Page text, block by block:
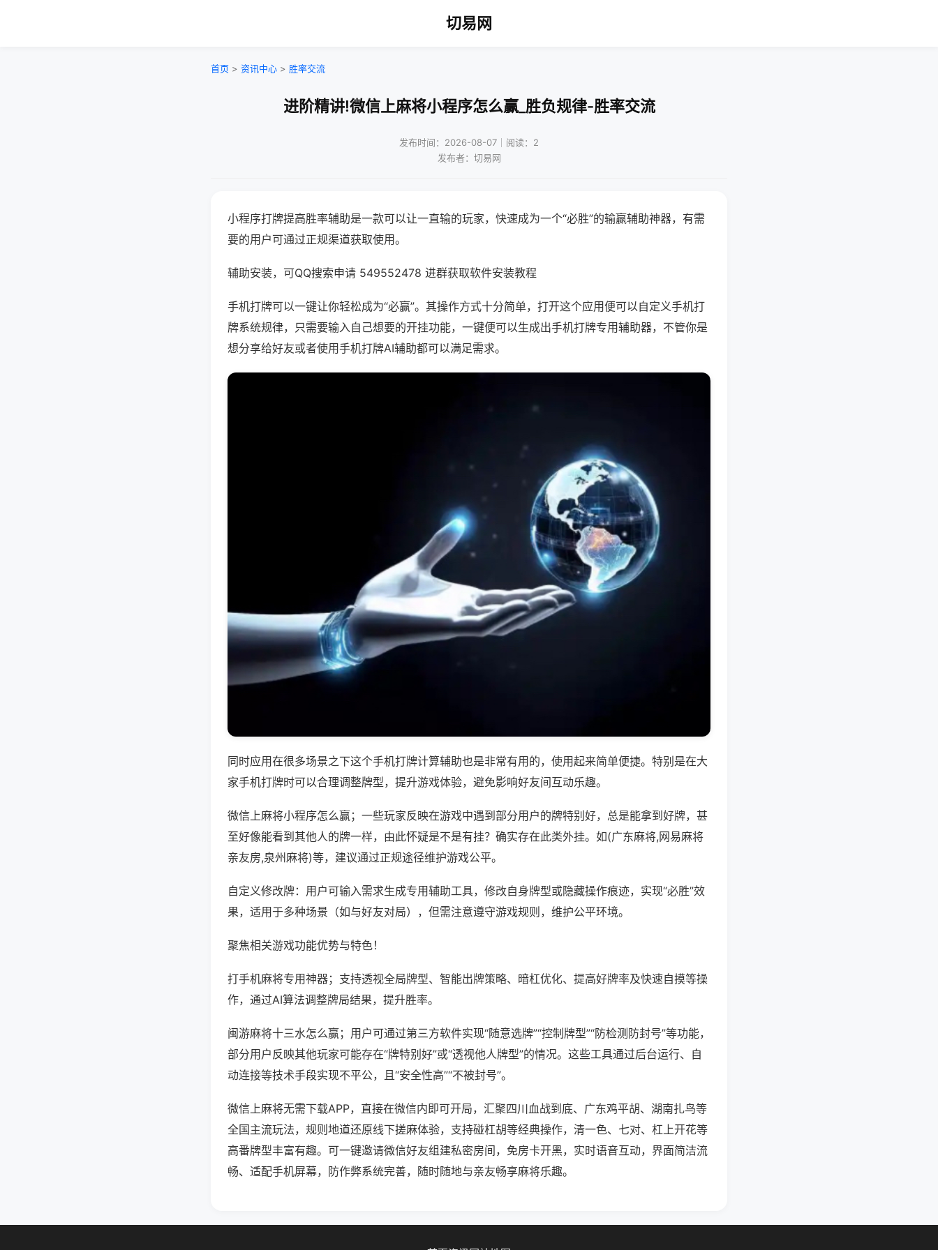
切易网
首页 > 资讯中心 > 胜率交流
进阶精讲!微信上麻将小程序怎么赢_胜负规律-胜率交流
发布时间：2026-08-07｜阅读：2
发布者：切易网
小程序打牌提高胜率辅助是一款可以让一直输的玩家，快速成为一个“必胜”的输赢辅助神器，有需
要的用户可通过正规渠道获取使用。
辅助安装，可QQ搜索申请 549552478 进群获取软件安装教程
手机打牌可以一键让你轻松成为“必赢”。其操作方式十分简单，打开这个应用便可以自定义手机打
牌系统规律，只需要输入自己想要的开挂功能，一键便可以生成出手机打牌专用辅助器，不管你是
想分享给好友或者使用手机打牌AI辅助都可以满足需求。
同时应用在很多场景之下这个手机打牌计算辅助也是非常有用的，使用起来简单便捷。特别是在大
家手机打牌时可以合理调整牌型，提升游戏体验，避免影响好友间互动乐趣。
微信上麻将小程序怎么赢；一些玩家反映在游戏中遇到部分用户的牌特别好，总是能拿到好牌，甚
至好像能看到其他人的牌一样，由此怀疑是不是有挂？确实存在此类外挂。如(广东麻将,网易麻将
亲友房,泉州麻将)等，建议通过正规途径维护游戏公平。
自定义修改牌：用户可输入需求生成专用辅助工具，修改自身牌型或隐藏操作痕迹，实现“必胜”效
果，适用于多种场景（如与好友对局），但需注意遵守游戏规则，维护公平环境。
聚焦相关游戏功能优势与特色！
打手机麻将专用神器；支持透视全局牌型、智能出牌策略、暗杠优化、提高好牌率及快速自摸等操
作，通过AI算法调整牌局结果，提升胜率。
闽游麻将十三水怎么赢；用户可通过第三方软件实现“随意选牌”“控制牌型”“防检测防封号”等功能，
部分用户反映其他玩家可能存在“牌特别好”或“透视他人牌型”的情况。这些工具通过后台运行、自
动连接等技术手段实现不平公，且“安全性高”“不被封号”。
微信上麻将无需下载APP，直接在微信内即可开局，汇聚四川血战到底、广东鸡平胡、湖南扎鸟等
全国主流玩法，规则地道还原线下搓麻体验，支持碰杠胡等经典操作，清一色、七对、杠上开花等
高番牌型丰富有趣。可一键邀请微信好友组建私密房间，免房卡开黑，实时语音互动，界面简洁流
畅、适配手机屏幕，防作弊系统完善，随时随地与亲友畅享麻将乐趣。